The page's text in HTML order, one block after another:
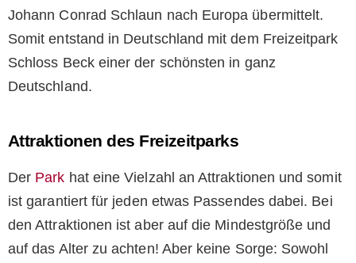
Johann Conrad Schlaun nach Europa übermittelt.
Somit entstand in Deutschland mit dem Freizeitpark
Schloss Beck einer der schönsten in ganz
Deutschland.
Attraktionen des Freizeitparks
Der Park hat eine Vielzahl an Attraktionen und somit
ist garantiert für jeden etwas Passendes dabei. Bei
den Attraktionen ist aber auf die Mindestgröße und
auf das Alter zu achten! Aber keine Sorge: Sowohl